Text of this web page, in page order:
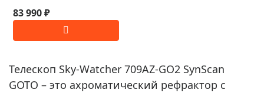
83 990 ₽
Телескоп Sky-Watcher 709AZ-GO2 SynScan
GOTO – это ахроматический рефрактор с